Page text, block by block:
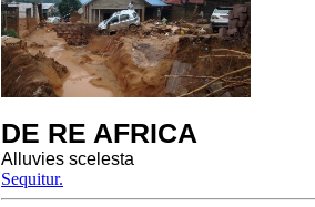
DE RE AFRICA
Alluvies scelesta
Sequitur.